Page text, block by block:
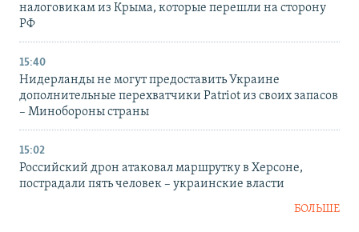
налоговикам из Крыма, которые перешли на сторону
РФ
15:40
Нидерланды не могут предоставить Украине
дополнительные перехватчики Patriot из своих запасов
– Минобороны страны
15:02
Российский дрон атаковал маршрутку в Херсоне,
пострадали пять человек – украинские власти
БОЛЬШЕ